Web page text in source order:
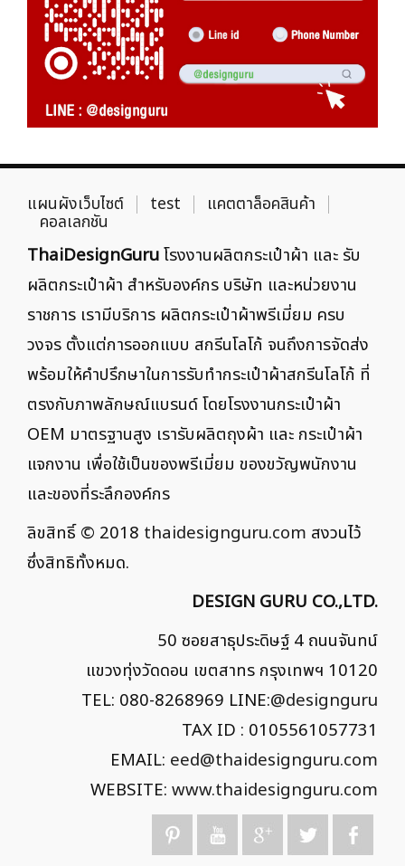
แผนผังเว็บไซต์ test แคตตาล็อคสินค้า
คอลเลกชัน
ThaiDesignGuruโรงงานผลิตกระเป๋าผ้า และ รับ
ผลิตกระเป๋าผ้า สำหรับองค์กร บริษัท และหน่วยงาน
ราชการ เรามีบริการ ผลิตกระเป๋าผ้าพรีเมี่ยม ครบ
วงจร ตั้งแต่การออกแบบ สกรีนโลโก้ จนถึงการจัดส่ง
พร้อมให้คำปรึกษาในการรับทำกระเป๋าผ้าสกรีนโลโก้ ที่
ตรงกับภาพลักษณ์แบรนด์ โดยโรงงานกระเป๋าผ้า
OEM มาตรฐานสูง เรารับผลิตถุงผ้า และ กระเป๋าผ้า
แจกงาน เพื่อใช้เป็นของพรีเมี่ยม ของขวัญพนักงาน
และของที่ระลึกองค์กร
ลิขสิทธิ์ © 2018 thaidesignguru.com สงวนไว้
ซึ่งสิทธิทั้งหมด.
DESIGN GURU CO.,LTD.
50 ซอยสาธุประดิษฐ์ 4 ถนนจันทน์
แขวงทุ่งวัดดอน เขตสาทร กรุงเทพฯ 10120
TEL: 080-8268969 LINE:@designguru
TAX ID : 0105561057731
EMAIL: eed@thaidesignguru.com
WEBSITE: www.thaidesignguru.com